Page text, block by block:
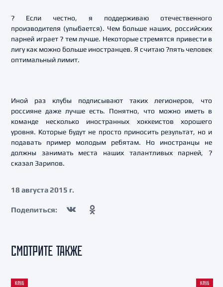
? Если честно, я поддерживаю отечественного
производителя (улыбается). Чем больше наших, российских
парней играет ? тем лучше. Некоторые стремятся привести в
лигу как можно больше иностранцев. Я считаю ?пять человек
оптимальный лимит.
Иной раз клубы подписывают таких легионеров, что
россияне даже лучше есть. Понятно, что можно иметь в
команде несколько иностранных хоккеистов хорошего
уровня. Которые будут не просто приносить результат, но и
подавать пример молодым ребятам. Но иностранцы не
должны занимать места наших талантливых парней, ?
сказал Зарипов.
18 августа 2015 г.
Поделиться:
СМОТРИТЕ ТАКЖЕ
КЛУБ КЛУБ